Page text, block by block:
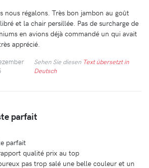
nous régalons. Très bon jambon au goût
et la chair persillée. Pas de surcharge de
en avions déjà commandé un qui avait
apprécié.
Sehen Sie diesen Text übersetzt in
Deutsch
parfait
parfait
qualité prix au top
pas trop salé une belle couleur et un